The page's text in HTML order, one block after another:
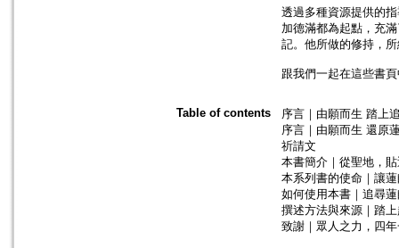
透過多種資源提供的
加德滿都為起點，充
記。他所做的修持，
跟我們一起在這些書
Table of contents
序言｜由願而生 踏上
序言｜由願而生 還原
祈請文
本書簡介｜從聖地，
本系列書的使命｜讓
如何使用本書｜追尋
撰述方法與來源｜踏
致謝｜眾人之力，四